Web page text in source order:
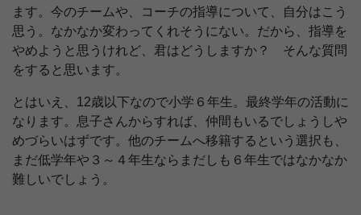
ます。今のチームや、コーチの指導について、自分はこう
思う。なかなか変わってくれそうにない。だから、指導を
やめようと思うけれど、君はどうしますか？ そんな質問
をすると思います。
とはいえ、12歳以下なので小学６年生。最終学年の活動に
なります。息子さんからすれば、仲間もいるでしょうしや
めづらいはずです。他のチームへ移籍するという選択も、
まだ低学年や３～４年生ならまだしも６年生ではなかなか
難しいでしょう。